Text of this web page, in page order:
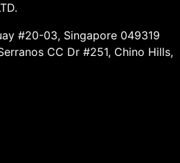
#20-03, Singapore 049319
CC Dr #251, Chino Hills,